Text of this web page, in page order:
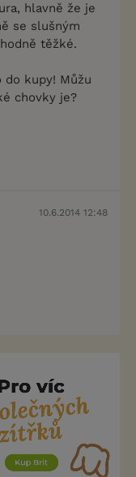
hlavně že je
se slušným
těžké.
do kupy! Můžu
chovky je?
10.6.2014 12:48